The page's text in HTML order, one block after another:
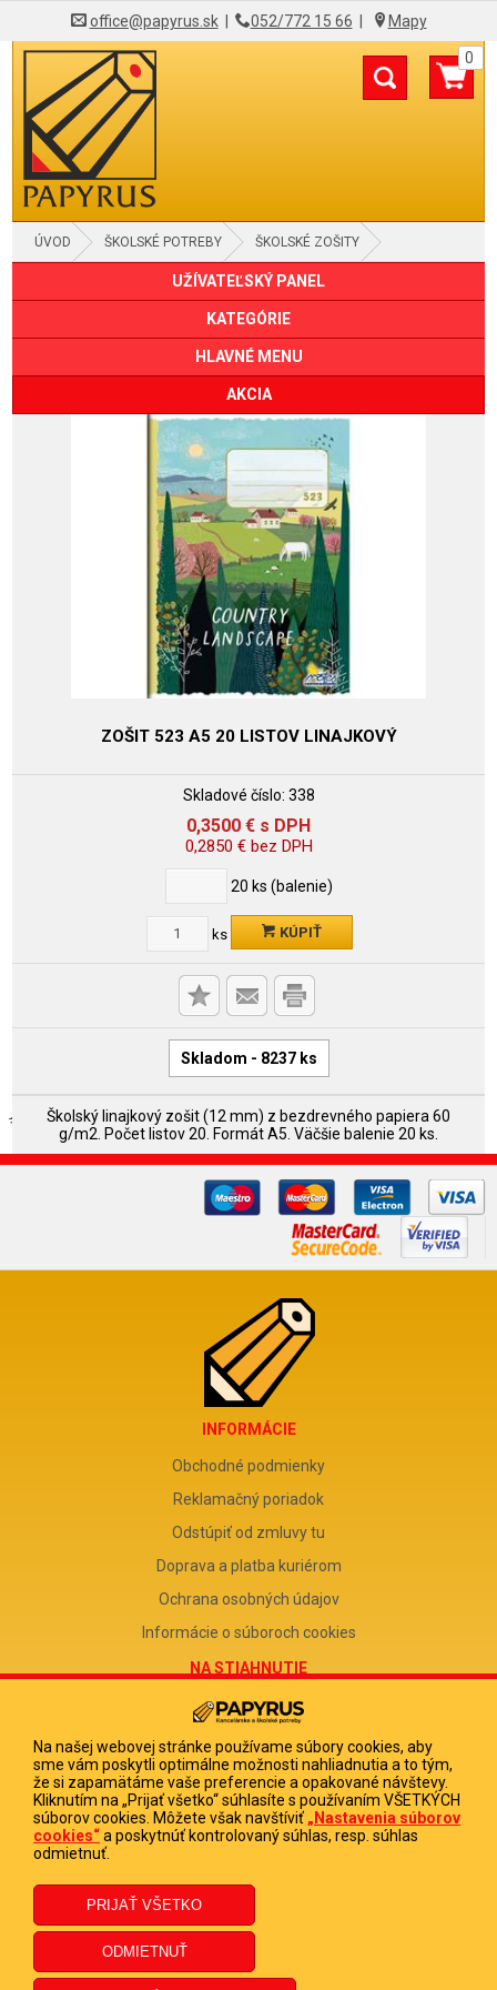
office@papyrus.sk| 052/772 15 66 Mapy
0
ÚVOD ŠKOLSKÉ POTREBY ŠKOLSKÉ ZOŠITY
UŽÍVATEĽSKÝ PANEL
KATEGÓRIE
HLAVNÉ MENU
AKCIA
ZOŠIT 523 A5 20 LISTOV LINAJKOVÝ
Skladové číslo: 338
0,3500 € s DPH
0,2850 €bez DPH
20 ks (balenie)
ks KÚPIŤ
Skladom - 8237 ks
Školský linajkový zošit (12 mm) z bezdrevného papiera 60
g/m2. Počet listov 20. Formát A5. Väčšie balenie 20 ks.
INFORMÁCIE
Obchodné podmienky
Reklamačný poriadok
Odstúpiť od zmluvy tu
Doprava a platba kuriérom
Ochrana osobných údajov
Informácie o súboroch cookies
NA STIAHNUTIE
Reklamačný formulár
Odstúpenie od zmluvy
Poučenie o odstúpení od zmluvy
FIRMA
PAPYRUS POPRAD, s.r.o.
DIČ 2020513880
IČ DPH SK2020513880
Na našej webovej stránke používame súbory cookies, aby
sme vám poskytli optimálne možnosti nahliadnutia a to tým,
že si zapamätáme vaše preferencie a opakované návštevy.
Kliknutím na „Prijať všetko“ súhlasíte s používaním VŠETKÝCH
súborov cookies. Môžete však navštíviť „Nastavenia súborov
cookies“a poskytnúť kontrolovaný súhlas, resp. súhlas
odmietnuť.